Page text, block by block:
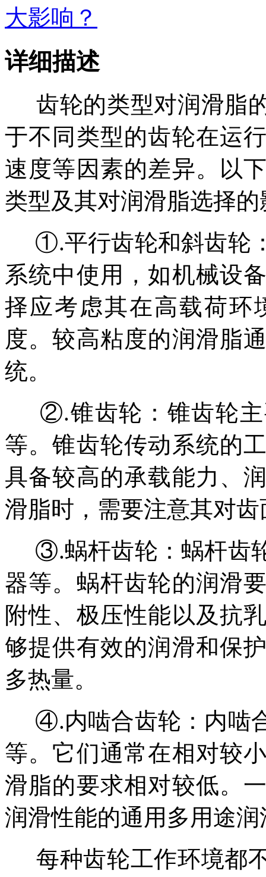
详细描述
齿轮的类型对润滑脂
于不同类型的齿轮在运
速度等因素的差异。以
类型及其对润滑脂选择的
①.平行齿轮和斜齿轮
系统中使用，如机械设
择应考虑其在高载荷环
度。较高粘度的润滑脂
统。
②.锥齿轮：锥齿轮
等。锥齿轮传动系统的
具备较高的承载能力、
滑脂时，需要注意其对
③.蜗杆齿轮：蜗杆齿
器等。蜗杆齿轮的润滑
附性、极压性能以及抗
够提供有效的润滑和保
多热量。
④.内啮合齿轮：内啮
等。它们通常在相对较
滑脂的要求相对较低。
润滑性能的通用多用途
每种齿轮工作环境都